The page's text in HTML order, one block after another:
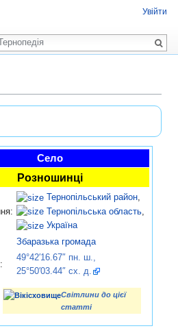
Село
Розношинці
Тернопільський район,
Тернопільська область
Україна
Збаразька громада
49°42′16.67″ пн. ш.,
25°50′03.44″ сх. д.
Світлини до цієї
статті
Увійти